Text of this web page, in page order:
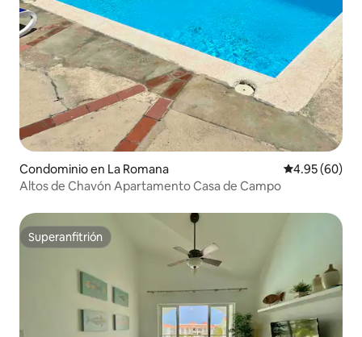
Condominio en La Romana Calificación
4.95 (60)
Altos de Chavón Apartamento Casa de Campo
Superanfitrión
Superanfitrión